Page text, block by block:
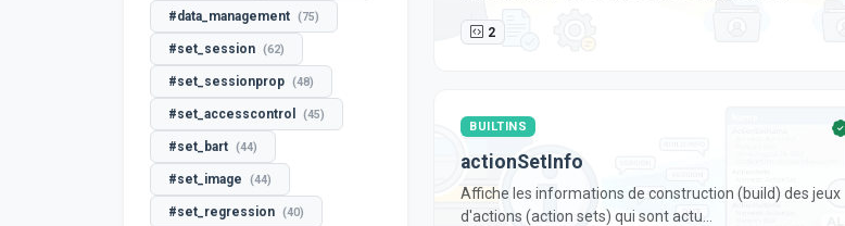
#data_management (75)
#set_session (62)
#set_sessionprop (48)
#set_accesscontrol (45)
#set_bart (44)
#set_image (44)
#set_regression (40)
2
BUILTINS
actionSetInfo
Affiche les informations de construction (build) des jeux
d'actions (action sets) qui sont actu...